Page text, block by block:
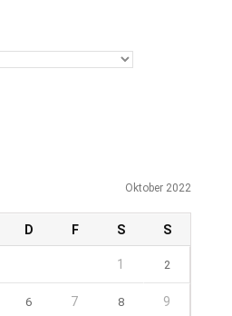
Oktober 2022
D F S S
1 2
6 7 8 9